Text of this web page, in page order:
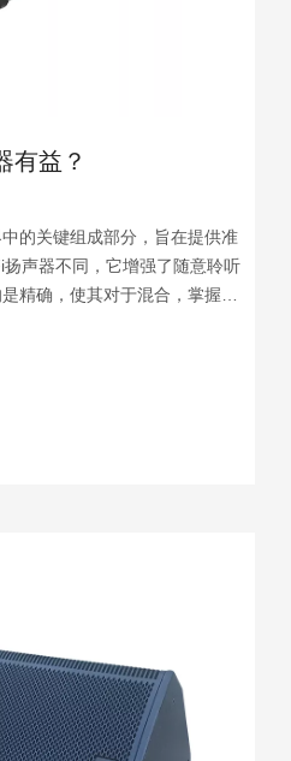
有益？
的关键组成部分，旨在提供准
声器不同，它增强了随意聆听
精确，使其对于混合，掌握和